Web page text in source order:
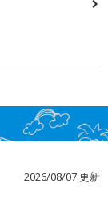
2026/08/07 更新